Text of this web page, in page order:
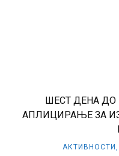
ШЕСТ ДЕНА ДО
АПЛИЦИРАЊЕ ЗА
АКТИВНОСТИ ,